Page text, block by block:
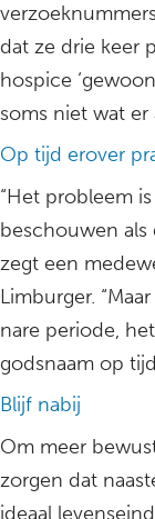
dat ze drie keer
hospice
soms niet wat er
Op tijd erover
“Het probleem
beschouwen als
zegt een
Limburger.
nare periode,
godsnaam op
Blijf nabij
Om meer
zorgen dat
ideaal